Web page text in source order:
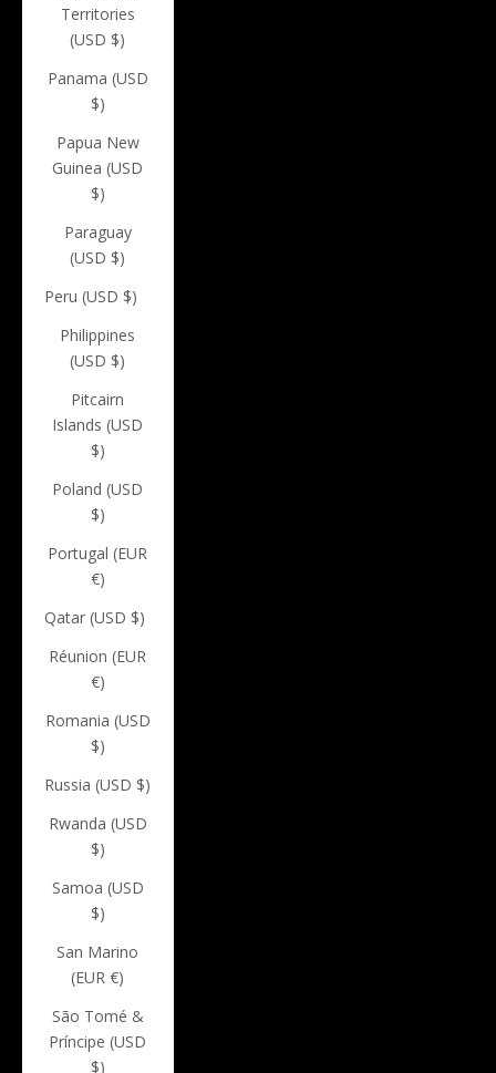
Territories
(USD $)
Panama (USD
$)
Papua New
Guinea (USD
$)
Paraguay
(USD $)
Peru (USD $)
Philippines
(USD $)
Pitcairn
Islands (USD
$)
Poland (USD
$)
Portugal (EUR
€)
Qatar (USD $)
Réunion (EUR
€)
Romania (USD
$)
Russia (USD $)
Rwanda (USD
$)
Samoa (USD
$)
San Marino
(EUR €)
São Tomé &
Príncipe (USD
$)